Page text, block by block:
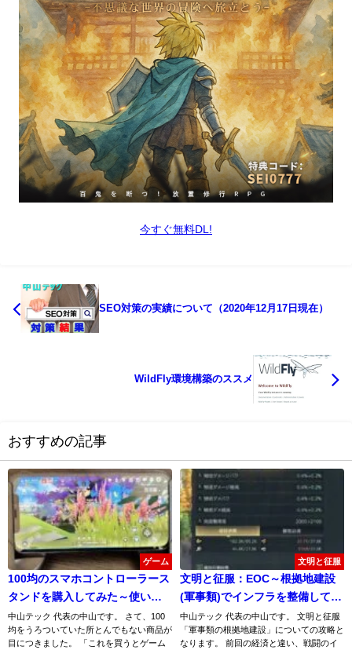
今すぐ無料DL!
SEO対策の実績について（2020年12月17日現在）
WildFly環境構築のススメ
おすすめの記事
ゲーム
100均のスマホコントローラース
タンドを購入してみた～使い心
地は？～
中山テック 代表の中山です。 さて、100
均をうろついていた所とんでもない商品が
目につきました。 「これを買うとゲーム
文明と征服
文明と征服：EOC～根拠地建設
(軍事類)でインフラを整備してい
こう！～
中山テック 代表の中山です。 文明と征服
「軍事類の根拠地建設」についての攻略と
なります。 前回の経済と違い、戦闘のイ